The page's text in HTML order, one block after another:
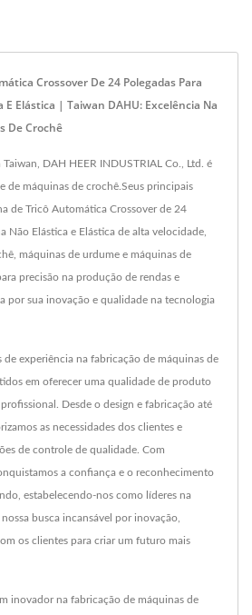
Crossover De 24 Polegadas Para
E Elástica | Taiwan DAHU: Excelência Na
De Crochê
DAH HEER INDUSTRIAL Co., Ltd. é
de máquinas de crochê.Seus principais
de Tricô Automática Crossover de 24
Não Elástica e Elástica de alta velocidade,
máquinas de urdume e máquinas de
precisão na produção de rendas e
por sua inovação e qualidade na tecnologia
de experiência na fabricação de máquinas de
em oferecer uma qualidade de produto
Desde o design e fabricação até
as necessidades dos clientes e
de controle de qualidade. Com
a confiança e o reconhecimento
estabelecendo-nos como líderes na
busca incansável por inovação,
os clientes para criar um futuro mais
inovador na fabricação de máquinas de